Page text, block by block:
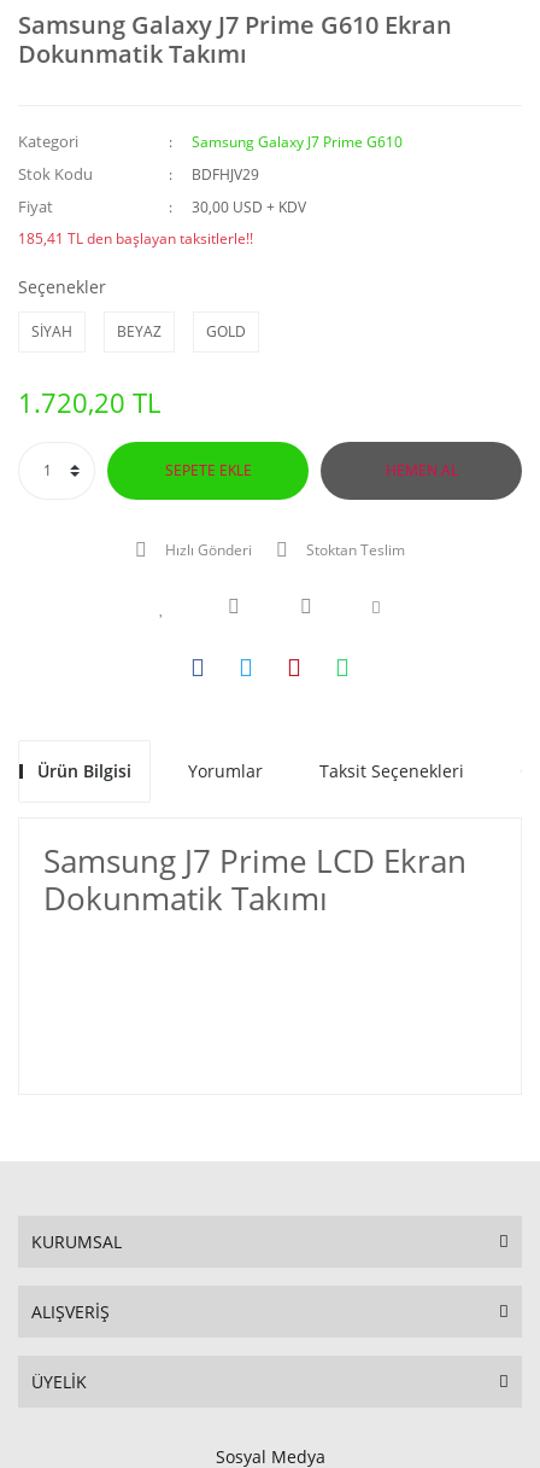
Samsung Galaxy J7 Prime G610 Ekran
Dokunmatik Takımı
Kategori Samsung Galaxy J7 Prime G610
Stok Kodu BDFHJV29
Fiyat
30,00 USD + KDV
185,41 TL den başlayan taksitlerle!!
Seçenekler
SİYAH BEYAZ GOLD
1.720,20 TL
SEPETE EKLE HEMEN AL
Hızlı Gönderi Stoktan Teslim
Ürün Bilgisi Yorumlar Taksit Seçenekleri
Samsung J7 Prime LCD Ekran
Dokunmatik Takımı
KURUMSAL
ALIŞVERİŞ
ÜYELİK
Sosyal Medya